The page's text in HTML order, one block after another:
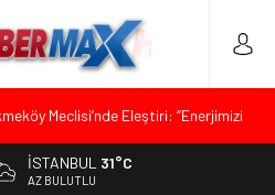
Meclisi’nde Eleştiri: “Enerjimizi
Odabaş’a Duygu Dolu Veda
İSTANBUL 31°C
AZ BULUTLU